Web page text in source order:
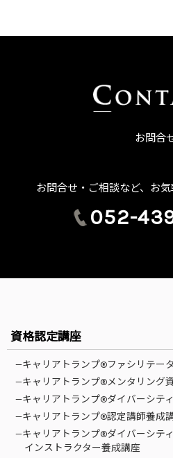
お問合
お問合せ・ご相談など、お気
052-
資格認定講座
—キャリアトランプ®ファシリテー
—キャリアトランプ®メンタリング
—キャリアトランプ®ダイバーシテ
—キャリアトランプ®認定講師養成
—キャリアトランプ®ダイバーシテ
インストラクター養成講座